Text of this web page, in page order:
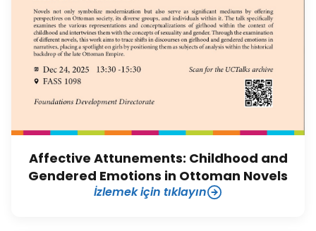
Affective Attunements: Childhood and
Gendered Emotions in Ottoman Novels
İzlemek için tıklayın